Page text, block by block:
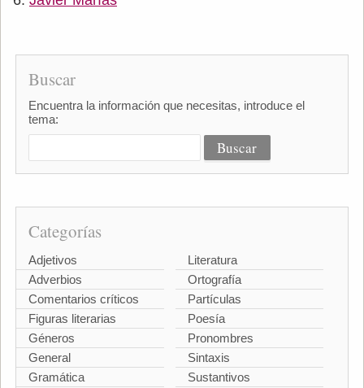
Buscar
Encuentra la información que necesitas, introduce el
tema:
Categorías
Adjetivos
Adverbios
Comentarios críticos
Figuras literarias
Géneros
General
Gramática
Literatura
Ortografía
Partículas
Poesía
Pronombres
Sintaxis
Sustantivos